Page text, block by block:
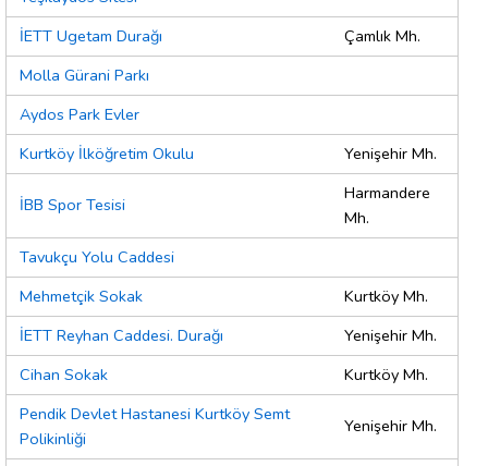
İETT Ugetam Durağı
Çamlık Mh.
Molla Gürani Parkı
Aydos Park Evler
Kurtköy İlköğretim Okulu
Yenişehir Mh.
İBB Spor Tesisi
Harmandere
Mh.
Tavukçu Yolu Caddesi
Mehmetçik Sokak
Kurtköy Mh.
İETT Reyhan Caddesi. Durağı
Yenişehir Mh.
Cihan Sokak
Kurtköy Mh.
Pendik Devlet Hastanesi Kurtköy Semt
Polikinliği
Yenişehir Mh.